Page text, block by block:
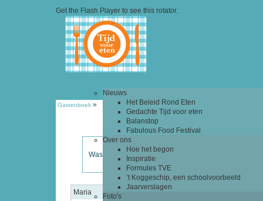
Get the Flash Player to see this rotator.
Nieuws
Het Beleid Rond Eten
Gedachte Tijd voor eten
Balanstop
Fabulous Food Festival
Over ons
Hoe het begon
Inspiratie
Formules TVE
’t Koggeschip, een schoolvoorbeeld
Jaarverslagen
Foto's
Gastenboek »
Was het lekker? Nog tips of wensen?
Maria